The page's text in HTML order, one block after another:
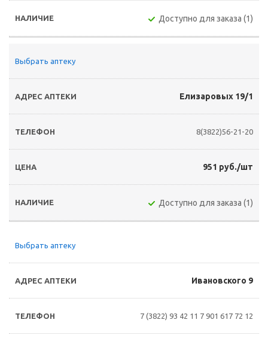
Доступно для заказа (1)
Выбрать аптеку
Елизаровых 19/1
8(3822)56-21-20
951 руб./шт
Доступно для заказа (1)
Выбрать аптеку
Ивановского 9
7 (3822) 93 42 11 7 901 617 72 12